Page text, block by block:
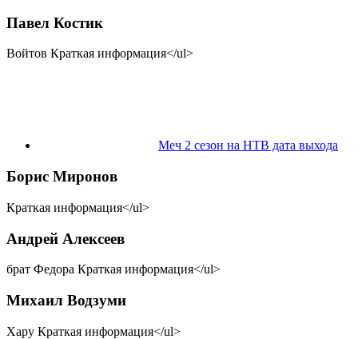
Павел Костик
Войтов Краткая информация</ul>
Меч 2 сезон на НТВ дата выхода
Борис Миронов
Краткая информация</ul>
Андрей Алексеев
брат Федора Краткая информация</ul>
Михаил Водзуми
Хару Краткая информация</ul>